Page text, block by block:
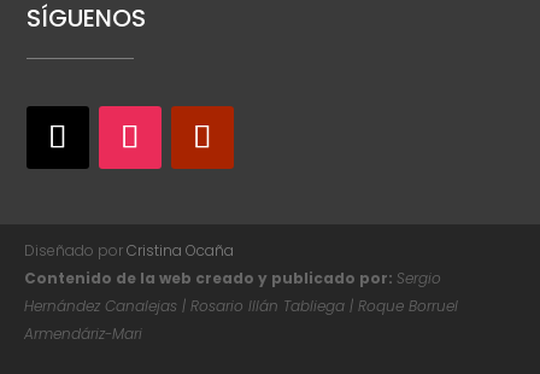
SÍGUENOS
Diseñado porCristina Ocaña
Contenido de la web creado y publicado por: Sergio
Hernández Canalejas | Rosario Illán Tabliega | Roque Borruel
Armendáriz-Mari